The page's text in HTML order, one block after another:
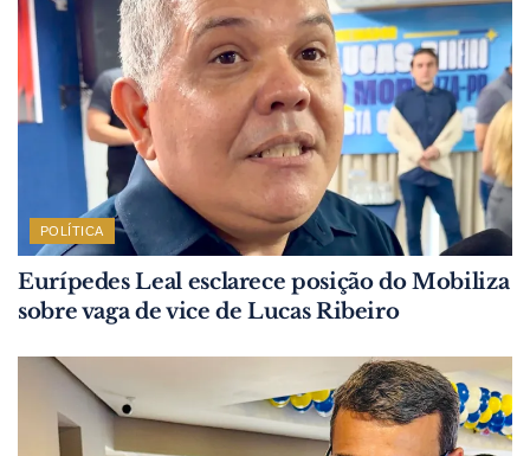
POLÍTICA
Eurípedes Leal esclarece posição do Mobiliza
sobre vaga de vice de Lucas Ribeiro